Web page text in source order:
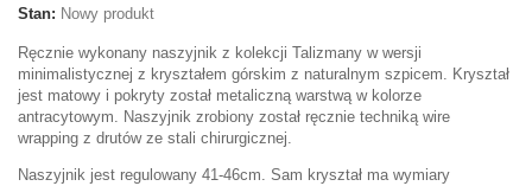
Stan: Nowy produkt
Ręcznie wykonany naszyjnik z kolekcji Talizmany w wersji
minimalistycznej z kryształem górskim z naturalnym szpicem. Kryształ
jest matowy i pokryty został metaliczną warstwą w kolorze
antracytowym. Naszyjnik zrobiony został ręcznie techniką wire
wrapping z drutów ze stali chirurgicznej.
Naszyjnik jest regulowany 41-46cm. Sam kryształ ma wymiary